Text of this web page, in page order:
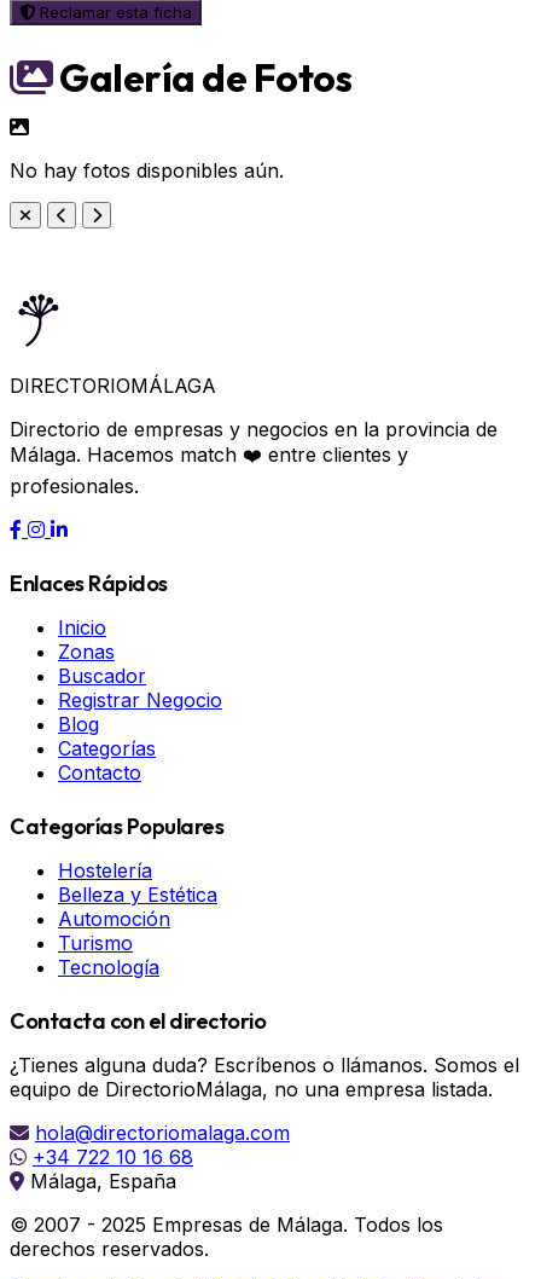
Reclamar esta ficha
Galería de Fotos
No hay fotos disponibles aún.
DIRECTORIOMÁLAGA
Directorio de empresas y negocios en la provincia de
Málaga. Hacemos match ❤️ entre clientes y
profesionales.
Enlaces Rápidos
Inicio
Zonas
Buscador
Registrar Negocio
Blog
Categorías
Contacto
Categorías Populares
Hostelería
Belleza y Estética
Automoción
Turismo
Tecnología
Contacta con el directorio
¿Tienes alguna duda? Escríbenos o llámanos. Somos el
equipo de DirectorioMálaga, no una empresa listada.
hola@directoriomalaga.com
+34 722 10 16 68
Málaga, España
© 2007 - 2025 Empresas de Málaga. Todos los
derechos reservados.